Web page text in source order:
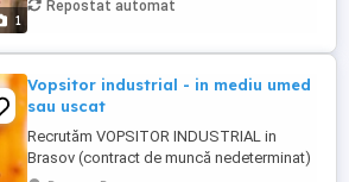
1
includ și elemente mecanice și electrice
principale: - monitorizeaza și execută ...
Repostat automat
Vopsitor industrial - in mediu umed
sau uscat
Recrutăm VOPSITOR INDUSTRIAL in
Brasov (contract de muncă nedeterminat)